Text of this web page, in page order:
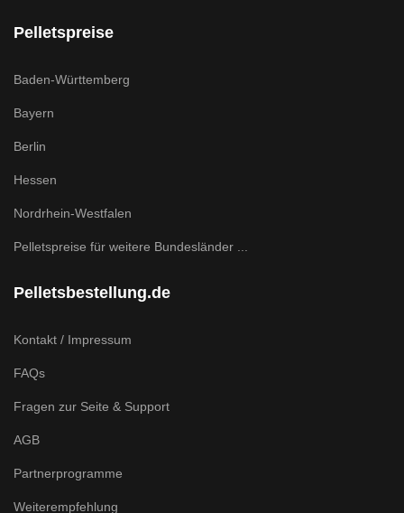
Pelletspreise
Baden-Württemberg
Bayern
Berlin
Hessen
Nordrhein-Westfalen
Pelletspreise für weitere Bundesländer ...
Pelletsbestellung.de
Kontakt / Impressum
FAQs
Fragen zur Seite & Support
AGB
Partnerprogramme
Weiterempfehlung